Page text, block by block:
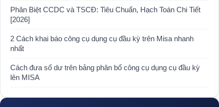
Phân Biệt CCDC và TSCĐ: Tiêu Chuẩn, Hạch Toán Chi Tiết
[2026]
2 Cách khai báo công cụ dụng cụ đầu kỳ trên Misa nhanh
nhất
Cách đưa số dư trên bảng phân bổ công cụ dụng cụ đầu kỳ
lên MISA